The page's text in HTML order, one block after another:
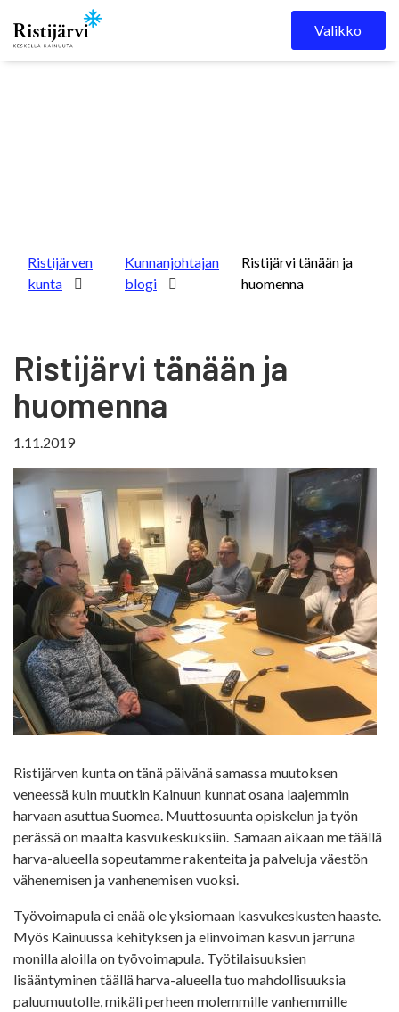
Skip to content
Valikko
Ristijärven
kunta
Kunnanjohtajan
blogi
Ristijärvi tänään ja
huomenna
Ristijärvi tänään ja
huomenna
1.11.2019
Ristijärven kunta on tänä päivänä samassa muutoksen
veneessä kuin muutkin Kainuun kunnat osana laajemmin
harvaan asuttua Suomea. Muuttosuunta opiskelun ja työn
perässä on maalta kasvukeskuksiin. Samaan aikaan me täällä
harva-alueella sopeutamme rakenteita ja palveluja väestön
vähenemisen ja vanhenemisen vuoksi.
Työvoimapula ei enää ole yksiomaan kasvukeskusten haaste.
Myös Kainuussa kehityksen ja elinvoiman kasvun jarruna
monilla aloilla on työvoimapula. Työtilaisuuksien
lisääntyminen täällä harva-alueella tuo mahdollisuuksia
paluumuutolle, mikäli perheen molemmille vanhemmille